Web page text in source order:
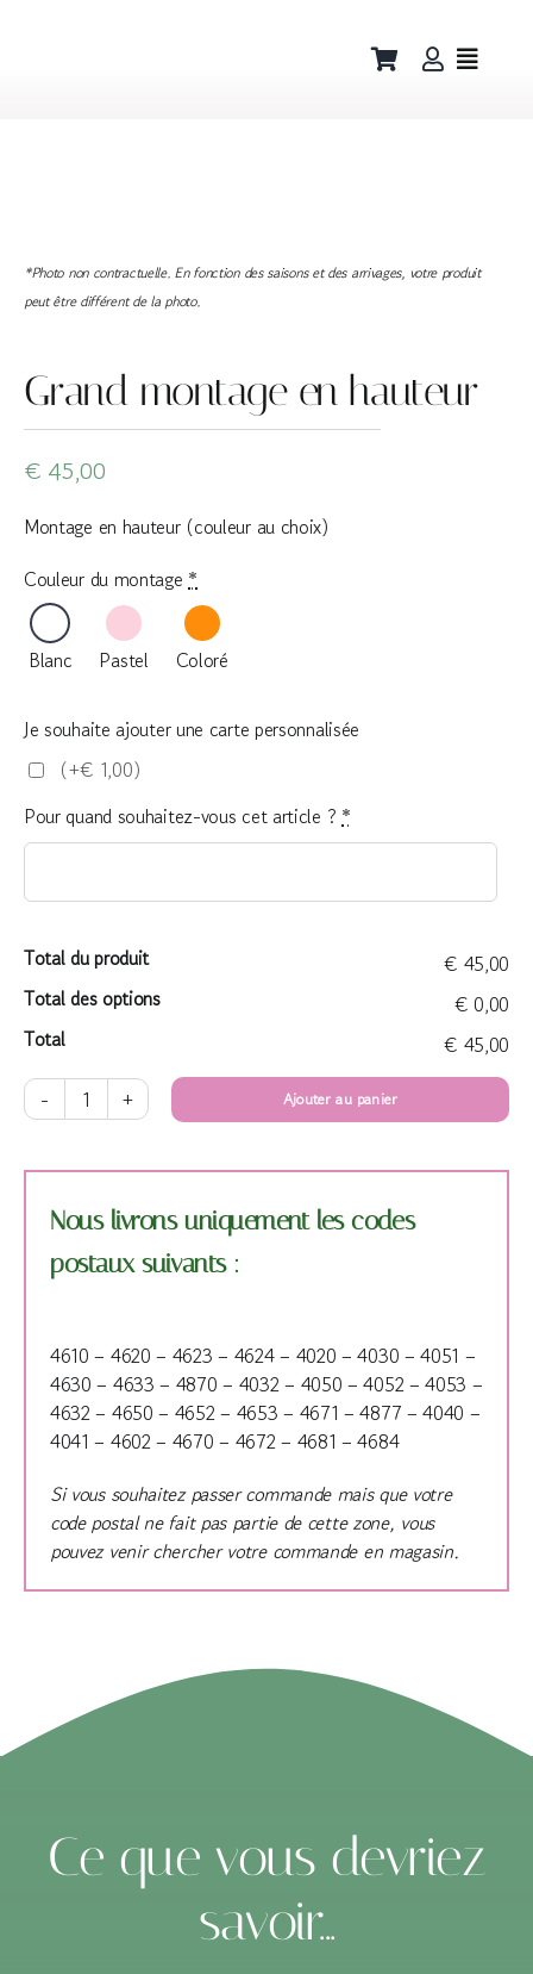
Grand montage en hauteur
€ 45,00
Montage en hauteur (couleur au choix)
Couleur du montage *
Blanc Pastel Coloré
Je souhaite ajouter une carte personnalisée
(+€ 1,00)
Pour quand souhaitez-vous cet article ? *
Total du produit
€ 45,00
Total des options
€ 0,00
Total
€ 45,00
quantité
Grand
en
hauteur
Ajouter au panier
*Photo non contractuelle. En fonction des saisons et des arrivages, votre produit
peut être différent de la photo.
Nous livrons uniquement les codes
postaux suivants :
4610 – 4620 – 4623 – 4624 – 4020 – 4030 – 4051 –
4630 – 4633 – 4870 – 4032 – 4050 – 4052 – 4053 –
4632 – 4650 – 4652 – 4653 – 4671 – 4877 – 4040 –
4041 – 4602 – 4670 – 4672 – 4681 – 4684
Si vous souhaitez passer commande mais que votre
code postal ne fait pas partie de cette zone, vous
pouvez venir chercher votre commande en magasin.
Ce que vous devriez
savoir...